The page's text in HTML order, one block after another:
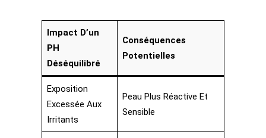
Impact D’un
PH
Déséquilibré
Conséquences
Potentielles
Exposition
Excessée Aux
Irritants
Peau Plus Réactive Et
Sensible